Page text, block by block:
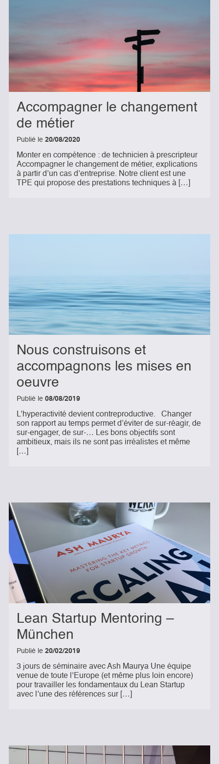
Accompagner le changement
de métier
Publié le 20/08/2020
Monter en compétence : de technicien à prescripteur
Accompagner le changement de métier, explications
à partir d’un cas d’entreprise. Notre client est une
TPE qui propose des prestations techniques à […]
Nous construisons et
accompagnons les mises en
oeuvre
Publié le 08/08/2019
L’hyperactivité devient contreproductive. Changer
son rapport au temps permet d’éviter de sur-réagir, de
sur-engager, de sur-… Les bons objectifs sont
ambitieux, mais ils ne sont pas irréalistes et même
[…]
Lean Startup Mentoring –
München
Publié le 20/02/2019
3 jours de séminaire avec Ash Maurya Une équipe
venue de toute l’Europe (et même plus loin encore)
pour travailler les fondamentaux du Lean Startup
avec l’une des références sur […]